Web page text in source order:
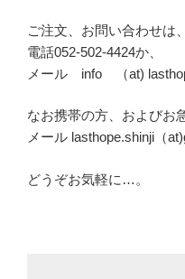
ご注文、お問い合わせは、
電話052-502-4424か、
メール info （at)
なお携帯の方、およびお
メール lasthope.shinji（
どうぞお気軽に…。